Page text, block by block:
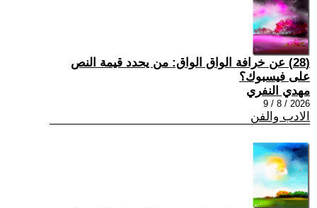
(28) عن خرافة الواق الواق: من يحدد قيمة النص
على فيسبوك؟
مهدي النفري
2026 / 8 / 9
الادب والفن